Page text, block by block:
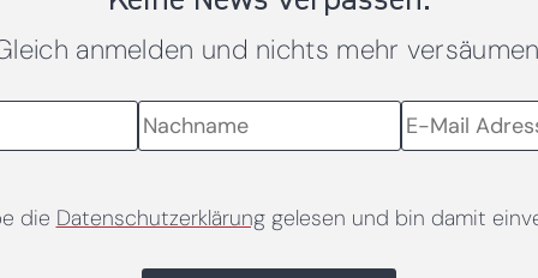
anmelden und nichts mehr
die Datenschutzerklärunggelesen und bin damit